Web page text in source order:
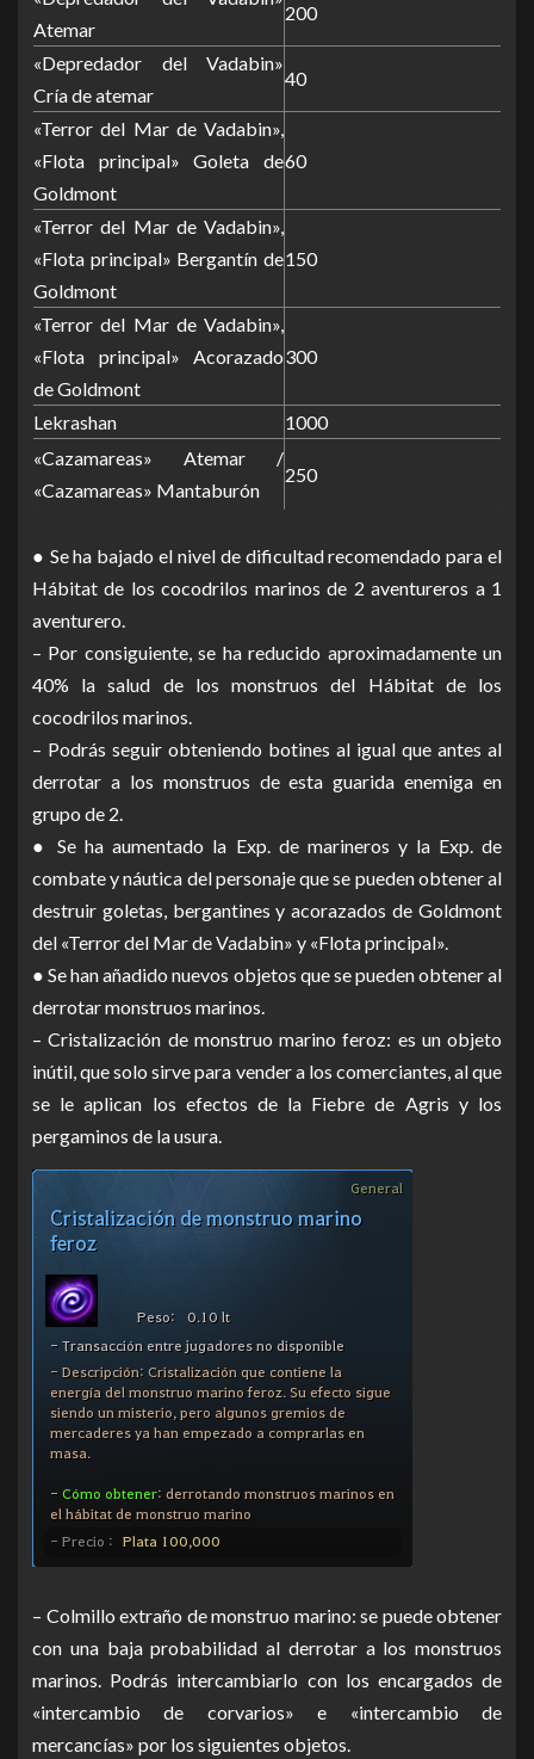
Atemar
200
«Depredador del Vadabin»
Cría de atemar
40
«Terror del Mar de Vadabin»,
«Flota principal» Goleta de
Goldmont
60
«Terror del Mar de Vadabin»,
«Flota principal» Bergantín de
Goldmont
150
«Terror del Mar de Vadabin»,
«Flota principal» Acorazado
de Goldmont
300
Lekrashan
1000
«Cazamareas» Atemar /
«Cazamareas» Mantaburón
250
● Se ha bajado el nivel de dificultad recomendado para el
Hábitat de los cocodrilos marinos de 2 aventureros a 1
aventurero.
– Por consiguiente, se ha reducido aproximadamente un
40% la salud de los monstruos del Hábitat de los
cocodrilos marinos.
– Podrás seguir obteniendo botines al igual que antes al
derrotar a los monstruos de esta guarida enemiga en
grupo de 2.
● Se ha aumentado la Exp. de marineros y la Exp. de
combate y náutica del personaje que se pueden obtener al
destruir goletas, bergantines y acorazados de Goldmont
del «Terror del Mar de Vadabin» y «Flota principal».
● Se han añadido nuevos objetos que se pueden obtener al
derrotar monstruos marinos.
– Cristalización de monstruo marino feroz: es un objeto
inútil, que solo sirve para vender a los comerciantes, al que
se le aplican los efectos de la Fiebre de Agris y los
pergaminos de la usura.
– Colmillo extraño de monstruo marino: se puede obtener
con una baja probabilidad al derrotar a los monstruos
marinos. Podrás intercambiarlo con los encargados de
«intercambio de corvarios» e «intercambio de
mercancías» por los siguientes objetos.